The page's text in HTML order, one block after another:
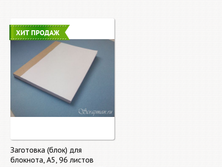
Заготовка (блок) для
блокнота, А5, 96 листов